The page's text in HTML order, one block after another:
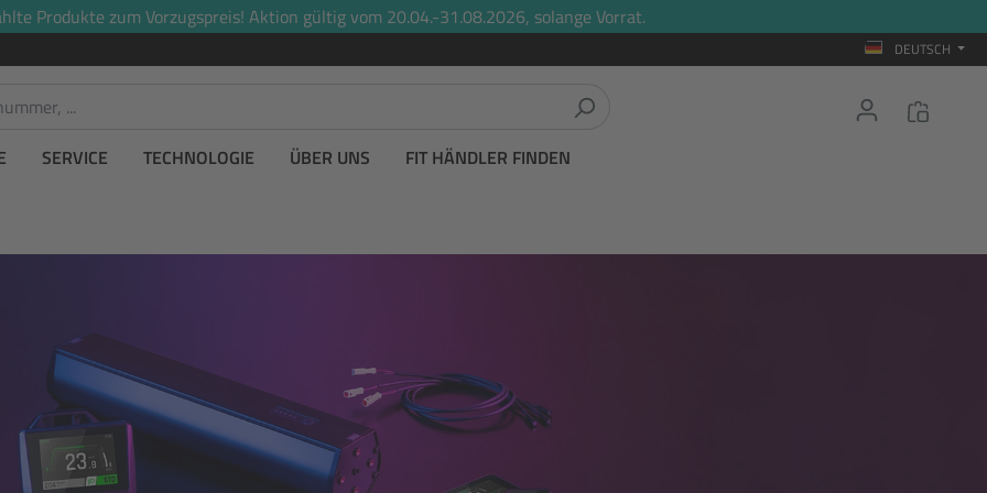
Produkte zum Vorzugspreis! Aktion gültig vom 20.04.-31.08.2026, solange Vorrat.
DEUTSCH
SERVICE TECHNOLOGIE ÜBER UNS FIT HÄNDLER FINDEN